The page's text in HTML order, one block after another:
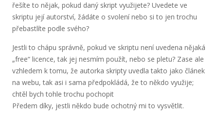
řešíte to nějak, pokud daný skript využijete? Uvedete ve
skriptu její autorství, žádáte o svolení nebo si to jen trochu
přebastlíte podle svého?
Jestli to chápu správně, pokud ve skriptu není uvedena nějaká
„free“ licence, tak jej nesmím použít, nebo se pletu? Zase ale
vzhledem k tomu, že autorka skripty uvedla takto jako článek
na webu, tak asi i sama předpokládá, že to někdo využije;
chtěl bych tohle trochu pochopit
Předem díky, jestli někdo bude ochotný mi to vysvětlit.